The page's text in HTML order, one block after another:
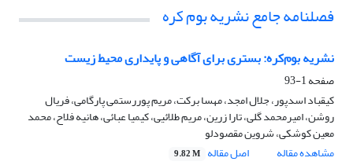
فصلنامه جامع نشریه بوم کره
نشریه بوم‌کره: بستری برای آگاهی و پایداری محیط زیست
صفحه1-93
کیقباد اسدپور، جلال امجد، مهسا برکت، مریم پوررستمی پارگامی، فریال
روشن، امیرمحمد گلی، تارا زرین، مریم طلائیی، کیمیا عبائی، هانیه فلاح، محمد
معین کوشکی، شروین مقصودلو
مشاهده مقاله
اصل مقاله 9.82 M